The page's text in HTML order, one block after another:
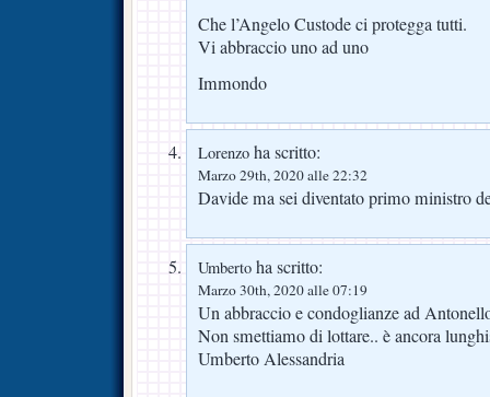
Che l’Angelo Custode ci protegga tutti.
Vi abbraccio uno ad uno
Immondo
Lorenzo ha scritto:
Marzo 29th, 2020 alle 22:32
Davide ma sei diventato primo ministro
Umberto ha scritto:
Marzo 30th, 2020 alle 07:19
Un abbraccio e condoglianze ad
Non smettiamo di lottare.. è ancora
Umberto Alessandria